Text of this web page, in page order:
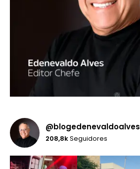
@blogedenevaldoalves
208,8kSeguidores